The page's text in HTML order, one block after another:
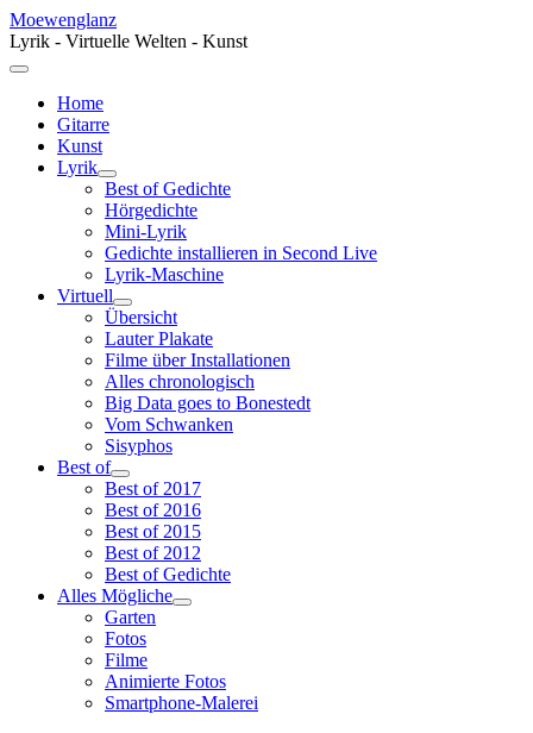
Moewenglanz
Lyrik - Virtuelle Welten - Kunst
Home
Gitarre
Kunst
Lyrik
Best of Gedichte
Hörgedichte
Mini-Lyrik
Gedichte installieren in Second Live
Lyrik-Maschine
Virtuell
Übersicht
Lauter Plakate
Filme über Installationen
Alles chronologisch
Big Data goes to Bonestedt
Vom Schwanken
Sisyphos
Best of
Best of 2017
Best of 2016
Best of 2015
Best of 2012
Best of Gedichte
Alles Mögliche
Garten
Fotos
Filme
Animierte Fotos
Smartphone-Malerei